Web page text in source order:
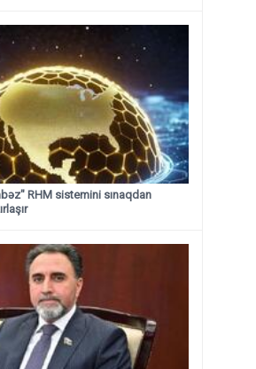
RHM sistemini sınaqdan